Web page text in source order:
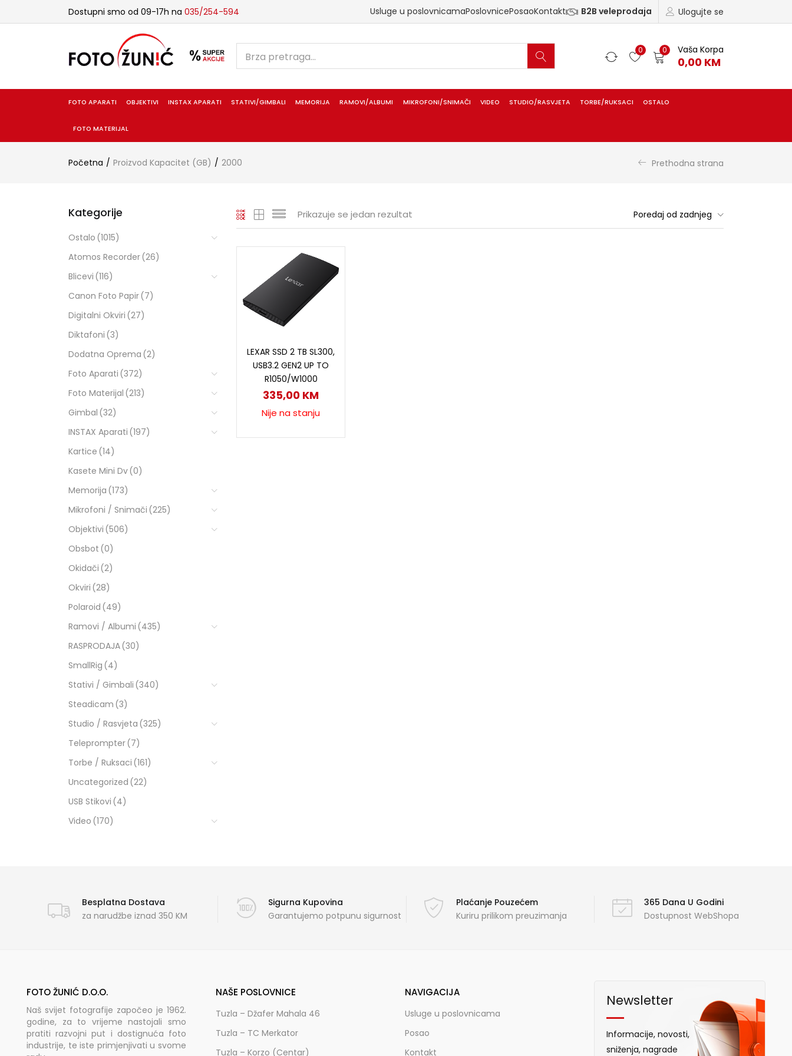
Dostupni smo od 09-17h na 035/254-594 Ulogujte se
Usluge u poslovnicamaPoslovnicePosaoKontakt B2B veleprodaja
0 0 Vaša Korpa
0,00 KM
FOTO APARATI OBJEKTIVI INSTAX APARATI STATIVI/GIMBALI MEMORIJA RAMOVI/ALBUMI MIKROFONI/SNIMAČI VIDEO STUDIO/RASVJETA TORBE/RUKSACI OSTALO
FOTO MATERIJAL
Početna Proizvod Kapacitet (GB) 2000 Prethodna strana
Prikazuje se jedan rezultat Poredaj od zadnjeg
LEXAR SSD 2 TB SL300,
USB3.2 GEN2 UP TO
R1050/W1000
335,00 KM
Nije na stanju
Kategorije
Ostalo (1015)
Atomos Recorder(26)
Blicevi (116)
Canon Foto Papir(7)
Digitalni Okviri (27)
Diktafoni (3)
Dodatna Oprema (2)
Foto Aparati (372)
Foto Materijal (213)
Gimbal (32)
INSTAX Aparati (197)
Kartice (14)
Kasete Mini Dv(0)
Memorija (173)
Mikrofoni / Snimači (225)
Objektivi (506)
Obsbot (0)
Okidači (2)
Okviri (28)
Polaroid (49)
Ramovi / Albumi (435)
RASPRODAJA(30)
SmallRig (4)
Stativi / Gimbali (340)
Steadicam (3)
Studio / Rasvjeta (325)
Teleprompter(7)
Torbe / Ruksaci (161)
Uncategorized (22)
USB Stikovi (4)
Video (170)
Besplatna Dostava
za narudžbe iznad 350 KM
Sigurna Kupovina
Garantujemo potpunu sigurnost
Plaćanje Pouzećem
Kuriru prilikom preuzimanja
365 Dana U Godini
Dostupnost WebShopa
FOTO ŽUNIĆ D.O.O.
Naš svijet fotografije započeo je 1962.
godine, za to vrijeme nastojali smo
pratiti razvojni put i dostignuća foto
industrije, te iste primjenjivati u svome
NAŠE POSLOVNICE
Tuzla – Džafer Mahala 46
Tuzla – TC Merkator
Tuzla – Korzo (Centar)
NAVIGACIJA
Usluge u poslovnicama
Posao
Kontakt
Newsletter
Informacije, novosti,
sniženja, nagrade